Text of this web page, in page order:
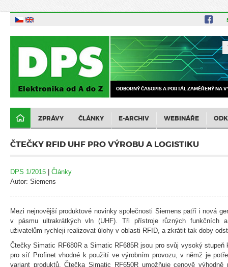
ODBORNÝ ČASOPIS A PORTÁL ZAMĚŘENÝ NA
ZPRÁVY ČLÁNKY E-ARCHIV WEBINÁŘE
ČTEČKY RFID UHF PRO VÝROBU A LOGISTIKU
DPS 1/2015 | Články
Autor: Siemens
Mezi nejnovější produktové novinky společnosti Siemens patří i nová
v pásmu ultrakrátkých vln (UHF). Tři přístroje různých funkčních
uživatelům rychleji realizovat úlohy v oblasti RFID, a zkrátit tak doby
Čtečky Simatic RF680R a Simatic RF685R jsou pro svůj vysoký
pro síť Profinet vhodné k použití ve výrobním provozu, v němž je
variant produktů. Čtečka Simatic RF650R umožňuje cenově